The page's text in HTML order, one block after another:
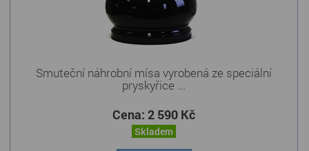
Smuteční náhrobní mísa vyrobená ze speciální
pryskyřice ...
Cena: 2 590 Kč
Skladem